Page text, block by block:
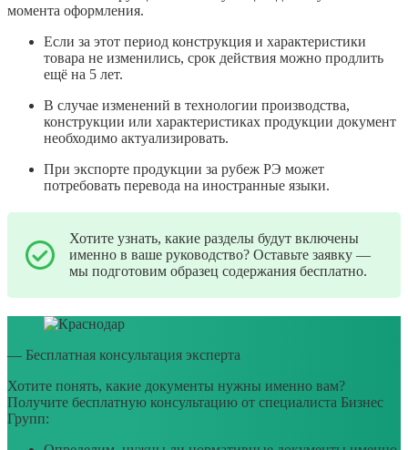
момента оформления.
Если за этот период конструкция и характеристики
товара не изменились, срок действия можно продлить
ещё на 5 лет.
В случае изменений в технологии производства,
конструкции или характеристиках продукции документ
необходимо актуализировать.
При экспорте продукции за рубеж РЭ может
потребовать перевода на иностранные языки.
Хотите узнать, какие разделы будут включены
именно в ваше руководство? Оставьте заявку —
мы подготовим образец содержания бесплатно.
— Бесплатная консультация эксперта
Хотите понять, какие документы нужны именно вам?
Получите бесплатную консультацию от специалиста Бизнес
Групп: